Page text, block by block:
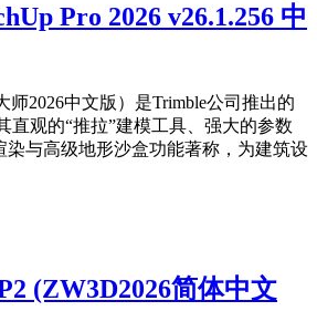
Pro 2026 v26.1.256 中
师2026中文版）是Trimble公司推出的
直观的“推拉”建模工具、强大的参数
染与高级地形沙盒功能著称，为建筑设
(ZW3D2026简体中文